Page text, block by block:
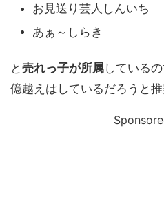
お見送り芸人しんいち
あぁ～しらき
と売れっ子が所属している
億越えはしているだろうと推